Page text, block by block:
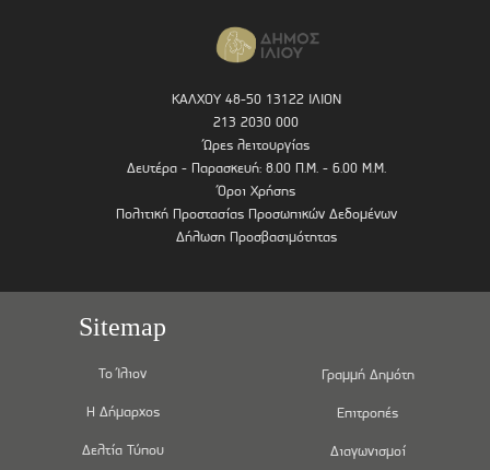
ΚΑΛΧΟΥ 48-50 13122 ΙΛΙΟΝ
213 2030 000
Ώρες λειτουργίας
Δευτέρα - Παρασκευή: 8.00 Π.Μ. - 6.00 Μ.Μ.
Όροι Χρήσης
Πολιτική Προστασίας Προσωπικών Δεδομένων
Δήλωση Προσβασιμότητας
Sitemap
Το Ίλιον
Η Δήμαρχος
Δελτία Τύπου
Γραμμή Δημότη
Επιτροπές
Διαγωνισμοί